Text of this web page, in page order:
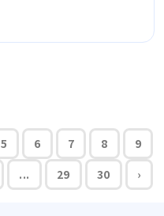
5 6 7 8
9
... 29 30 ›